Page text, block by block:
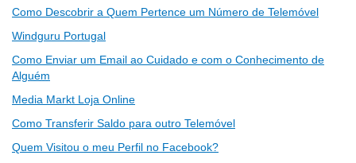
Como Descobrir a Quem Pertence um Número de Telemóvel
Windguru Portugal
Como Enviar um Email ao Cuidado e com o Conhecimento de
Alguém
Media Markt Loja Online
Como Transferir Saldo para outro Telemóvel
Quem Visitou o meu Perfil no Facebook?